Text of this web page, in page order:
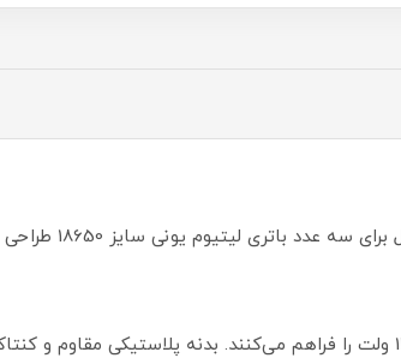
جاباتری یا هولدر باتری وسیله‌ای برای نگهداری و
در این جاباتری، سه باتری به صورت سری به یکدیگر متصل می‌شوند و ولتاژ خروجی اسمی حدود 11.1 ولت را فراهم می‌کنند. بدنه